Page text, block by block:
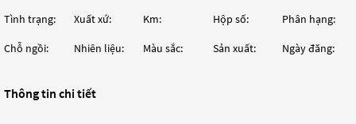
Tình trạng: Xuất xứ: Km: Hộp số: Phân hạng:
Chỗ ngồi: Nhiên liệu: Màu sắc: Sản xuất: Ngày đăng:
Thông tin chi tiết